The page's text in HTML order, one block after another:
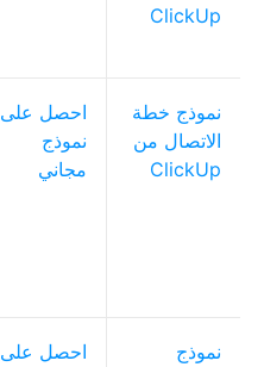
ClickUp
نموذج خطة
الاتصال من
ClickUp
احصل على
نموذج
مجاني
نموذج
احصل على